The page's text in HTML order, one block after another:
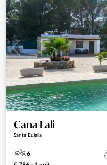
Cana Lali
Santa Eulalia
6